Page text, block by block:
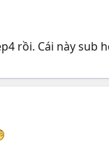
rồi. Cái này sub